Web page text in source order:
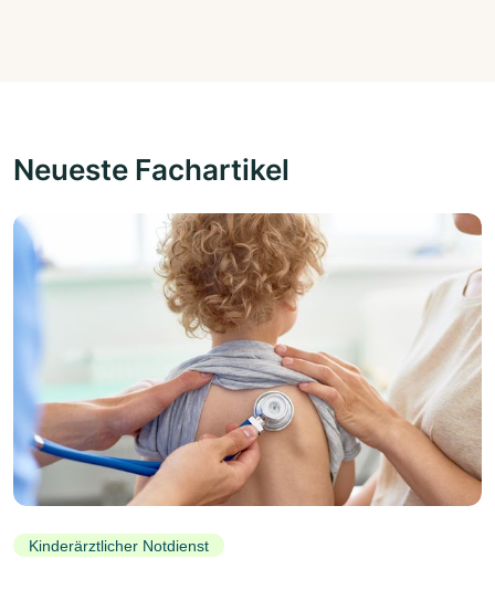
Neueste Fachartikel
Kinderärztlicher Notdienst